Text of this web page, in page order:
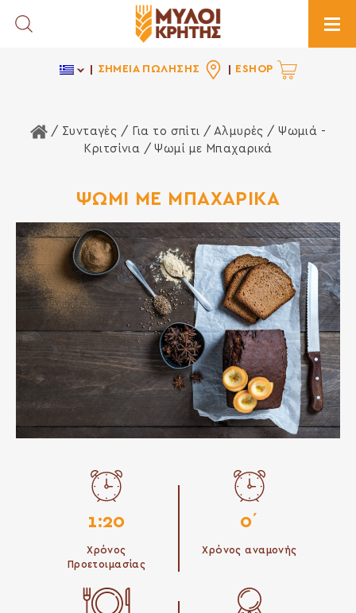
Toggle Search
ΣΗΜΕΙΑ ΠΩΛΗΣΗΣ ESHOP
Αρχική Σελίδα
/ Συνταγές / Για το σπίτι / Αλμυρές /Ψωμιά -
Κριτσίνια / Ψωμί με Μπαχαρικά
ΨΩΜΙ ΜΕ ΜΠΑΧΑΡΙΚΑ
1:20
Χρόνος
Προετοιμασίας
0΄
Χρόνος αναμονής